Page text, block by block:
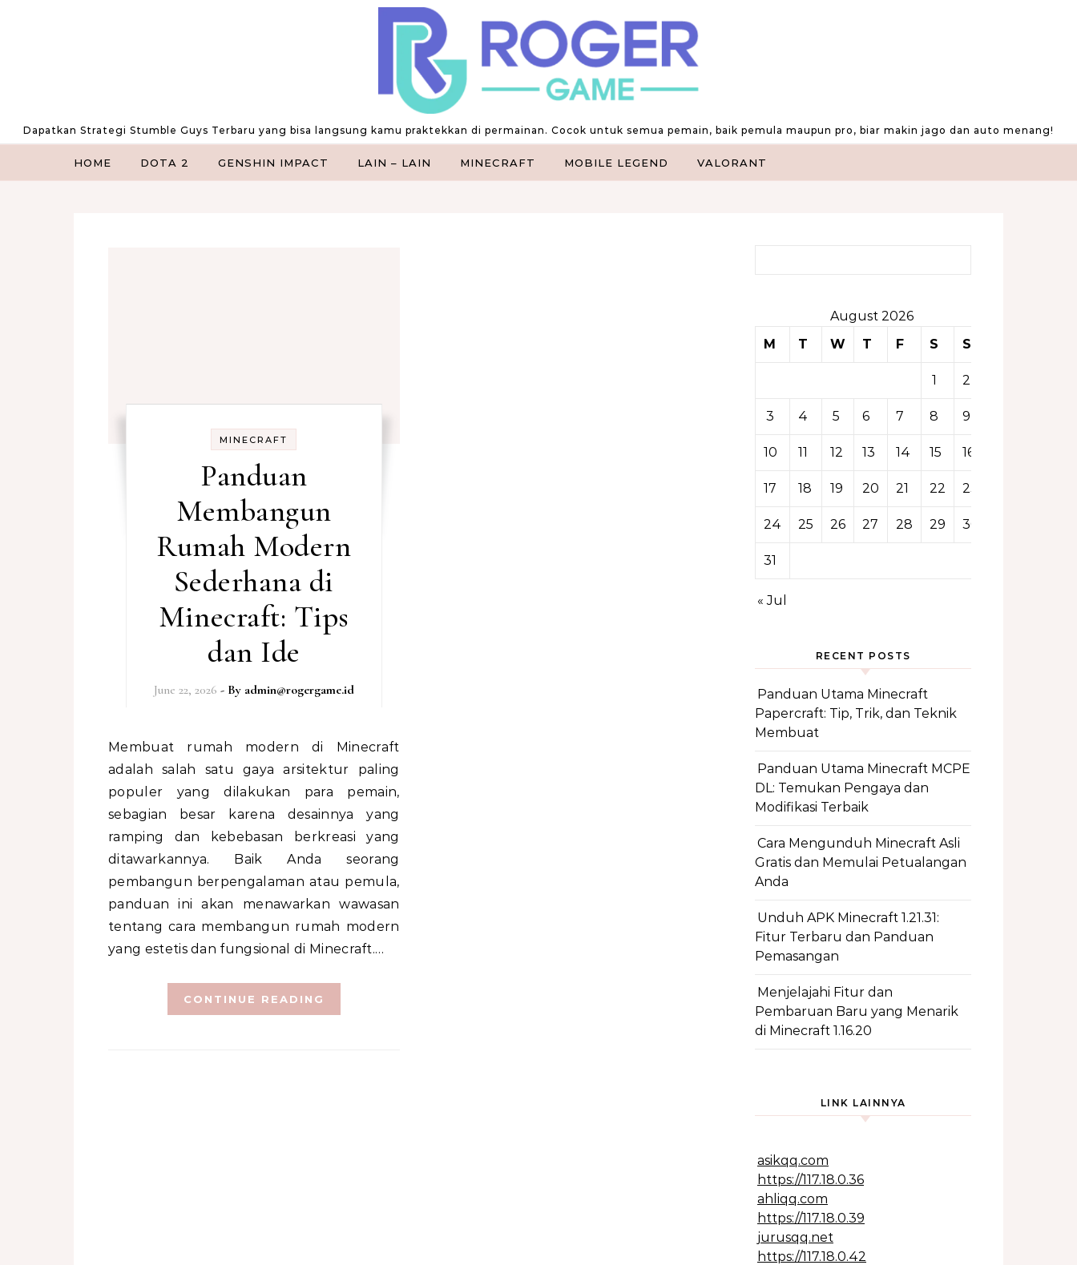
Dapatkan Strategi Stumble Guys Terbaru yang bisa langsung kamu praktekkan di permainan. Cocok untuk semua pemain, baik pemula maupun pro, biar makin jago dan auto menang!
HOME DOTA 2 GENSHIN IMPACT LAIN – LAIN MINECRAFT MOBILE LEGEND VALORANT
MINECRAFT
Panduan
Membangun
Rumah Modern
Sederhana di
Minecraft: Tips
dan Ide
June 22, 2026 - By admin@rogergame.id
Membuat rumah modern di Minecraft
adalah salah satu gaya arsitektur paling
populer yang dilakukan para pemain,
sebagian besar karena desainnya yang
ramping dan kebebasan berkreasi yang
ditawarkannya. Baik Anda seorang
pembangun berpengalaman atau pemula,
panduan ini akan menawarkan wawasan
tentang cara membangun rumah modern
yang estetis dan fungsional di Minecraft.…
CONTINUE READING
August 2026
M
T W T F S S
1 2
3 4 5 6 7 8 9
10 11 12 13 14 15 16
17 18 19 20 21 22 23
24 25 26 27 28 29 30
31
« Jul
RECENT POSTS
Panduan Utama Minecraft
Papercraft: Tip, Trik, dan Teknik
Membuat
Panduan Utama Minecraft MCPE
DL: Temukan Pengaya dan
Modifikasi Terbaik
Cara Mengunduh Minecraft Asli
Gratis dan Memulai Petualangan
Anda
Unduh APK Minecraft 1.21.31:
Fitur Terbaru dan Panduan
Pemasangan
Menjelajahi Fitur dan
Pembaruan Baru yang Menarik
di Minecraft 1.16.20
LINK LAINNYA
asikqq.com
https://117.18.0.36
ahliqq.com
https://117.18.0.39
jurusqq.net
https://117.18.0.42